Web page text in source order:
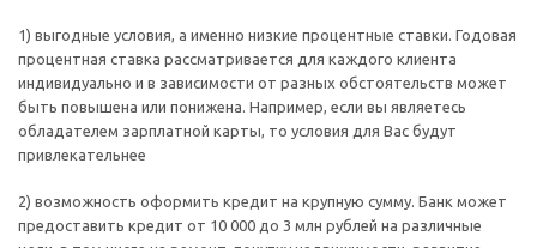
1) выгодные условия, а именно низкие процентные ставки. Годовая
процентная ставка рассматривается для каждого клиента
индивидуально и в зависимости от разных обстоятельств может
быть повышена или понижена. Например, если вы являетесь
обладателем зарплатной карты, то условия для Вас будут
привлекательнее
2) возможность оформить кредит на крупную сумму. Банк может
предоставить кредит от 10 000 до 3 млн рублей на различные